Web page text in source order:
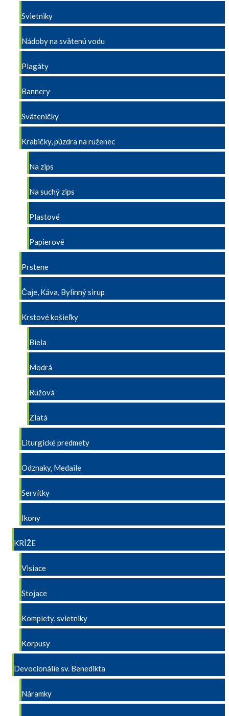
Svietniky
Nádoby na svätenú vodu
Plagáty
Bannery
Sväteničky
Krabičky, púzdra na ruženec
Na zips
Na suchý zips
Plastové
Papierové
Prstene
Čaje, Káva, Bylinný sirup
Krstové košieľky
Biela
Modrá
Ružová
Zlatá
Liturgické predmety
Odznaky, Medaile
Servítky
Ikony
KRÍŽE
Visiace
Stojace
Komplety, svietniky
Korpusy
Devocionálie sv. Benedikta
Náramky